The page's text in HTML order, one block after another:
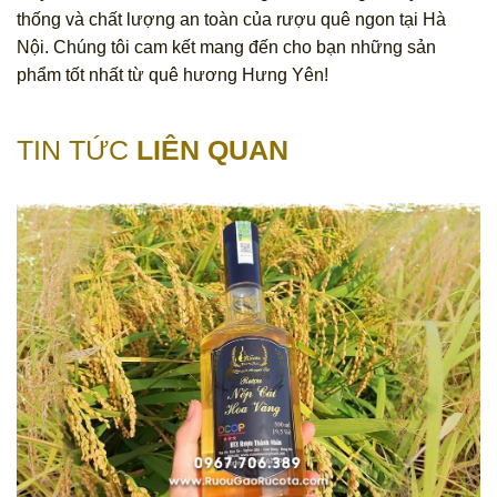
thống và chất lượng an toàn của rượu quê ngon tại Hà
Nội. Chúng tôi cam kết mang đến cho bạn những sản
phẩm tốt nhất từ quê hương Hưng Yên!
TIN TỨC LIÊN QUAN